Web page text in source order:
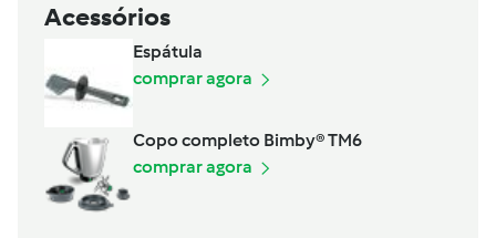
Acessórios
Espátula
comprar agora
Copo completo Bimby® TM6
comprar agora